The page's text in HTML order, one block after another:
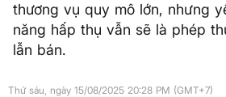
thương vụ quy mô lớn, nhưng
năng hấp thụ vẫn sẽ là phép
lẫn bán.
Thứ sáu, ngày 15/08/2025 20:28 PM (GMT+7)